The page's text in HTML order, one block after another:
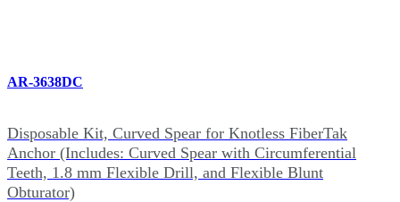
AR-3638DC
Disposable Kit, Curved Spear for Knotless FiberTak
Anchor (Includes: Curved Spear with Circumferential
Teeth, 1.8 mm Flexible Drill, and Flexible Blunt
Obturator)